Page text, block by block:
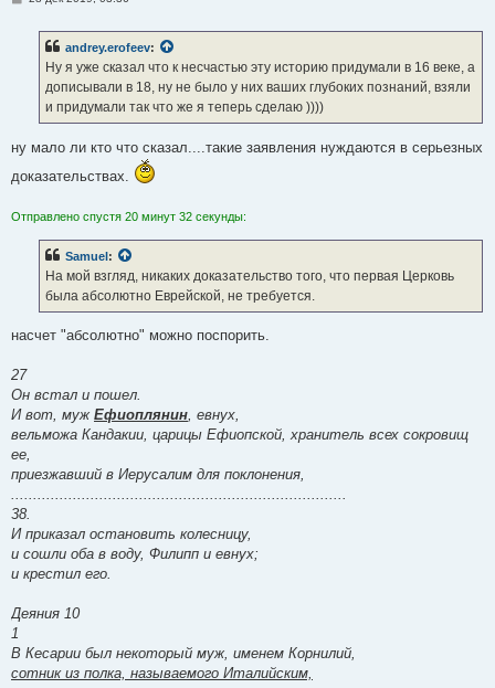
andrey.erofeev:
Ну я уже сказал что к несчастью эту историю придумали в 16 веке, а
дописывали в 18, ну не было у них ваших глубоких познаний, взяли
и придумали так что же я теперь сделаю ))))
ну мало ли кто что сказал....такие заявления нуждаются в серьезных
доказательствах.
Отправлено спустя 20 минут 32 секунды:
Samuel:
На мой взгляд, никаких доказательство того, что первая Церковь
была абсолютно Еврейской, не требуется.
насчет "абсолютно" можно поспорить.
27
Он встал и пошел.
И вот, муж Ефиоплянин, евнух,
вельможа Кандакии, царицы Ефиопской, хранитель всех сокровищ
ее,
приезжавший в Иерусалим для поклонения,
............................................................................
38.
И приказал остановить колесницу,
и сошли оба в воду, Филипп и евнух;
и крестил его.
Деяния 10
1
В Кесарии был некоторый муж, именем Корнилий,
сотник из полка, называемого Италийским,